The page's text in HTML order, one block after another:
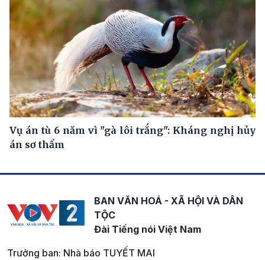
Vụ án tù 6 năm vì "gà lôi trắng": Kháng nghị hủy
án sơ thẩm
BAN VĂN HOÁ - XÃ HỘI VÀ DÂN
TỘC
Đài Tiếng nói Việt Nam
Trưởng ban: Nhà báo TUYẾT MAI